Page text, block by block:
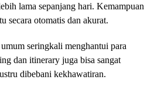
lama sepanjang hari. Kemampuan
secara otomatis dan akurat.
seringkali menghantui para
dan itinerary juga bisa sangat
dibebani kekhawatiran.